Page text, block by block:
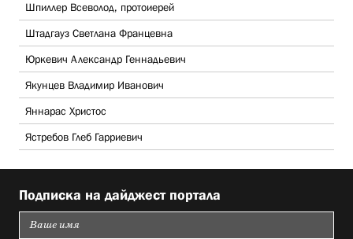
Шпиллер Всеволод, протоиерей
Штадгауз Светлана Францевна
Юркевич Александр Геннадьевич
Якунцев Владимир Иванович
Яннарас Христос
Ястребов Глеб Гарриевич
Подписка на дайджест портала